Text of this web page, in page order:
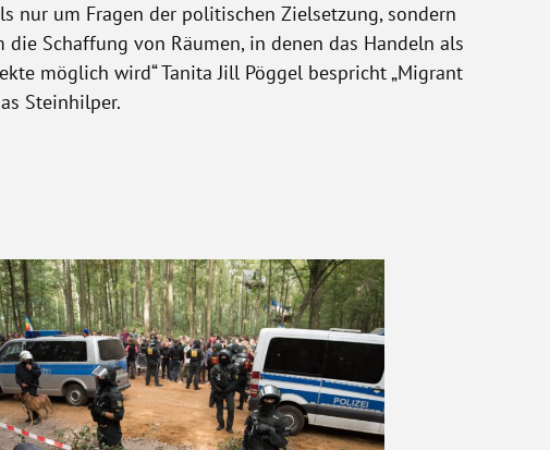
nur um Fragen der politischen Zielsetzung, sondern
die Schaffung von Räumen, in denen das Handeln als
möglich wird“ Tanita Jill Pöggel bespricht „Migrant
Steinhilper.